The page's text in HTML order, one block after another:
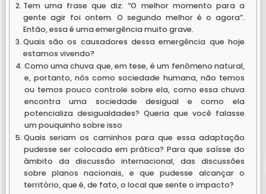
Tem uma frase que diz: “O melhor momento para a
gente agir foi ontem. O segundo melhor é o agora”.
Então, essa é uma emergência muito grave.
Quais são os causadores dessa emergência que hoje
estamos vivendo?
Como uma chuva que, em tese, é um fenômeno natural,
e, portanto, nós como sociedade humana, não temos
ou temos pouco controle sobre ela, como essa chuva
encontra uma sociedade desigual e como ela
potencializa desigualdades? Queria que você falasse
um pouquinho sobre isso
Quais seriam os caminhos para que essa adaptação
pudesse ser colocada em prática? Para que saísse do
âmbito da discussão internacional, das discussões
sobre planos nacionais, e que pudesse alcançar o
território, que é, de fato, o local que sente o impacto?